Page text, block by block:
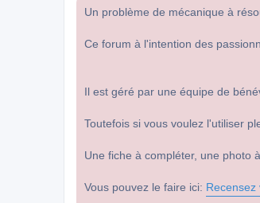
Un problème de mécanique à
Ce forum à l'intention des
Il est géré par une équipe de
Toutefois si vous voulez l'utiliser
Une fiche à compléter, une photo
Vous pouvez le faire ici: Recensez